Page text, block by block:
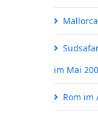
im Mai
Rom im